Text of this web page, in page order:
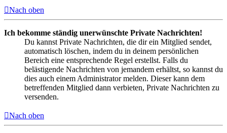
Nach oben
Ich bekomme ständig unerwünschte Private Nachrichten!
Du kannst Private Nachrichten, die dir ein Mitglied sendet,
automatisch löschen, indem du in deinem persönlichen
Bereich eine entsprechende Regel erstellst. Falls du
belästigende Nachrichten von jemandem erhältst, so kannst du
dies auch einem Administrator melden. Dieser kann dem
betreffenden Mitglied dann verbieten, Private Nachrichten zu
versenden.
Nach oben